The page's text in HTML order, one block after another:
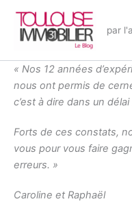
contenu
par
« Nos 12 années
nous ont permis de
c’est à dire dans un
Forts de ces constats,
vous pour vous faire
erreurs. »
Caroline et Raphaël